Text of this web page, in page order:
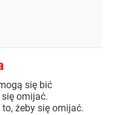
się bić
omijać.
żeby się omijać.